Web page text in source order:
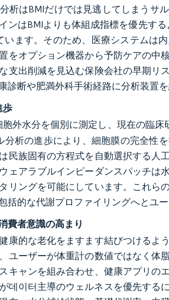
析はBMIだけでは見逃してしまうサ
ンはBMIよりも体組成指標を優先す
います。そのため、医療システムは
をオプション機器から予防ケアの中
支出削減を見込む保険会社の早期リ
診断や肥満外科手術経路に分析装置
歩
外水分を個別に測定し、現在の臨床
分析の進歩により、細胞膜の完全性
民族固有の方程式を自動選択する人
ェアラブルインピーダンスパッチは
リングを可能にしています。これ
括的な代謝プロファイリングへとユ
費者意識の高まり
康的な老化をますます結びつけるよ
ユーザーが体重計の数値ではなく
キャンを組み合わせ、健康アプリ
데이터主導のウェルネスを優先する